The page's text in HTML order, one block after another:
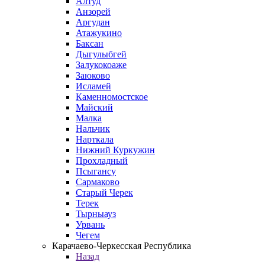
Анзорей
Аргудан
Атажукино
Баксан
Дыгулыбгей
Залукокоаже
Заюково
Исламей
Каменномостское
Майский
Малка
Нальчик
Нарткала
Нижний Куркужин
Прохладный
Псыгансу
Сармаково
Старый Черек
Терек
Тырныауз
Урвань
Чегем
Карачаево-Черкесская Республика
Назад